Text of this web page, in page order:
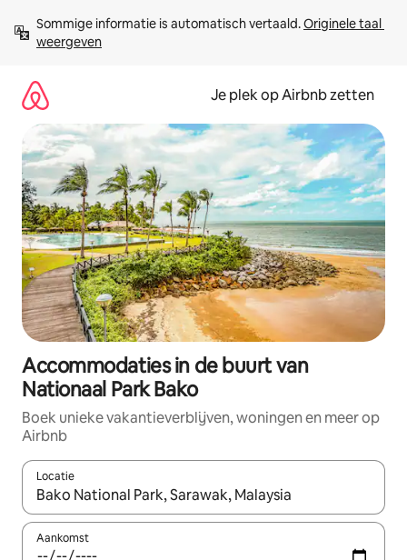
direct
naar
Sommige informatie is automatisch vertaald. Originele taal
weergeven
Je plek op Airbnb zetten
Accommodaties in de buurt van
Nationaal Park Bako
Boek unieke vakantieverblijven, woningen en meer op
Airbnb
Locatie
Wanneer er resultaten beschikbaar zijn, maak je een keuze
Aankomst